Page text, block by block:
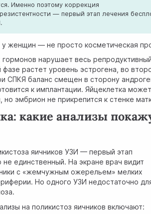
Именно поэтому коррекция
— первый этап лечения
у женщин — не просто косметическая
нарушает весь
растет уровень эстрогена, во
СПКЯ баланс смещен в сторону
к имплантации. Яйцеклетка
но эмбрион не прикрепится к стенке
какие анализы
яичников УЗИ — первый этап
не единственный. На экране врач видит
с «жемчужным ожерельем» мелких
Но одного УЗИ недостаточно
на поликистоз яичников включают: